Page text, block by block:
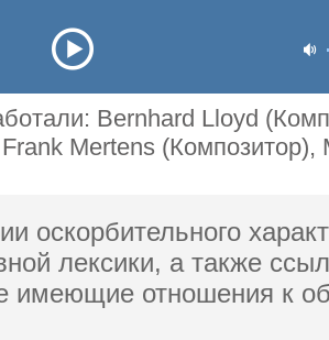
Bernhard Lloyd
Mertens
оскорбительного
лексики, а также
имеющие отношения к